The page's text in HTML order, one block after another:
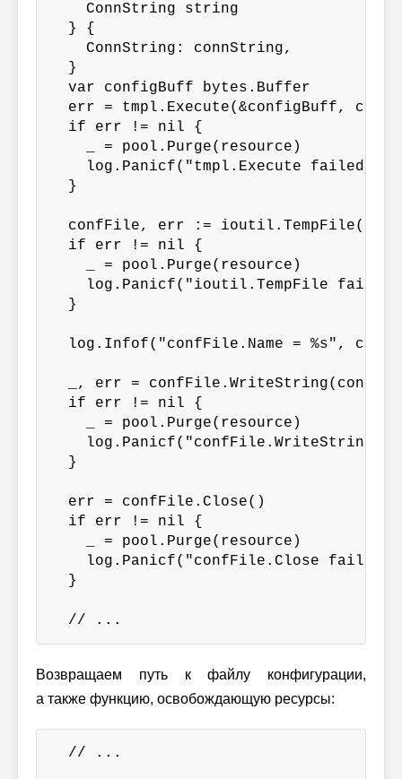
    ConnString string
  } {
    ConnString: connString,
  }
  var configBuff bytes.Buffer
err = tmpl.Execute(&configBuff,
  if err != nil {
    _ = pool.Purge(resource)
log.Panicf("tmpl.Execute failed:
  }
confFile, err := ioutil.TempFile("",
  if err != nil {
    _ = pool.Purge(resource)
log.Panicf("ioutil.TempFile
  }
log.Infof("confFile.Name = %s",
_, err =
  if err != nil {
    _ = pool.Purge(resource)
log.Panicf("confFile.WriteString
  }
  err = confFile.Close()
  if err != nil {
    _ = pool.Purge(resource)
log.Panicf("confFile.Close failed:
  }
  // ...
Возвращаем путь к файлу конфигурации,
а также функцию, освобождающую ресурсы:
  // ...